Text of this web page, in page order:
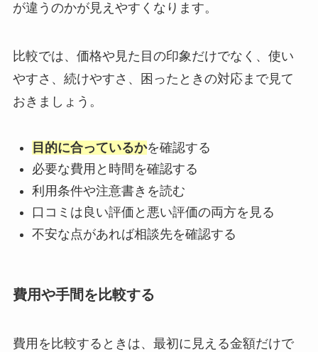
が違うのかが見えやすくなります。
比較では、価格や見た目の印象だけでなく、使い
やすさ、続けやすさ、困ったときの対応まで見て
おきましょう。
目的に合っているかを確認する
必要な費用と時間を確認する
利用条件や注意書きを読む
口コミは良い評価と悪い評価の両方を見る
不安な点があれば相談先を確認する
費用や手間を比較する
費用を比較するときは、最初に見える金額だけで